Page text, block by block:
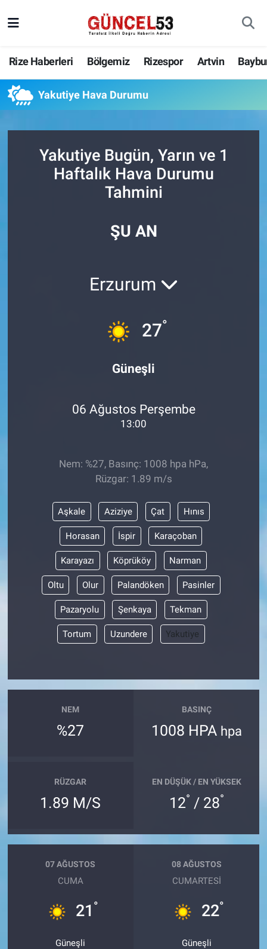
Rize Haberleri Bölgemiz Rizespor Artvin
Yakutiye Hava Durumu
Yakutiye Bugün, Yarın ve 1
Haftalık Hava Durumu
Tahmini
ŞU AN
Erzurum
27°
Güneşli
06 Ağustos Perşembe
13:00
Nem: %27, Basınç: 1008 hpa hPa,
Rüzgar: 1.89 m/s
Aşkale Aziziye Çat Hınıs
Horasan İspir Karaçoban
Karayazı Köprüköy Narman
Oltu Olur Palandöken Pasinler
Pazaryolu Şenkaya Tekman
Tortum Uzundere Yakutiye
NEM
%27
BASINÇ
1008 HPA hpa
RÜZGAR
1.89 M/S
EN DÜŞÜK / EN YÜKSEK
12° / 28°
07 AĞUSTOS
CUMA
21 °
Güneşli
08 AĞUSTOS
CUMARTESI
22°
Güneşli